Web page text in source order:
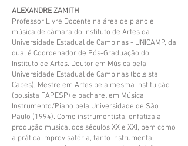
ALEXANDRE ZAMITH
Professor Livre Docente na área de piano e
música de câmara do Instituto de Artes da
Universidade Estadual de Campinas - UNICAMP, da
qual é Coordenador de Pós-Graduação do
Instituto de Artes. Doutor em Música pela
Universidade Estadual de Campinas (bolsista
Capes), Mestre em Artes pela mesma instituição
(bolsista FAPESP) e bacharel em Música
Instrumento/Piano pela Universidade de São
Paulo (1994). Como instrumentista, enfatiza a
produção musical dos séculos XX e XXI, bem como
a prática improvisatória, tanto instrumental